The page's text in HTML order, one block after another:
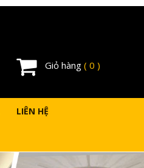
Giỏ hàng ( 0 )
LIÊN HỆ